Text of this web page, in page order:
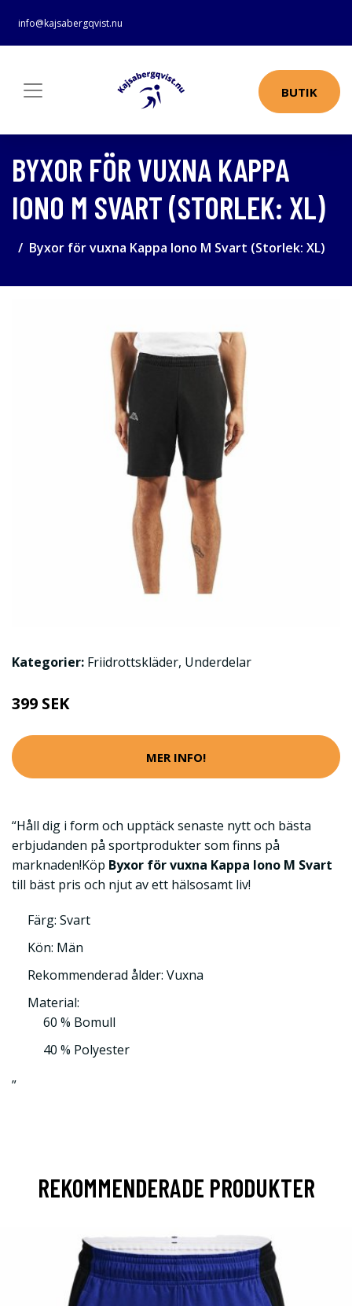
info@kajsabergqvist.nu
BUTIK
BYXOR FÖR VUXNA KAPPA
IONO M SVART (STORLEK: XL)
Byxor för vuxna Kappa Iono M Svart (Storlek: XL)
Kategorier: Friidrottskläder, Underdelar
399 SEK
MER INFO!
“Håll dig i form och upptäck senaste nytt och bästa
erbjudanden på sportprodukter som finns på
marknaden!Köp Byxor för vuxna Kappa Iono M Svart
till bäst pris och njut av ett hälsosamt liv!
Färg: Svart
Kön: Män
Rekommenderad ålder: Vuxna
Material:
60 % Bomull
40 % Polyester
”
REKOMMENDERADE PRODUKTER